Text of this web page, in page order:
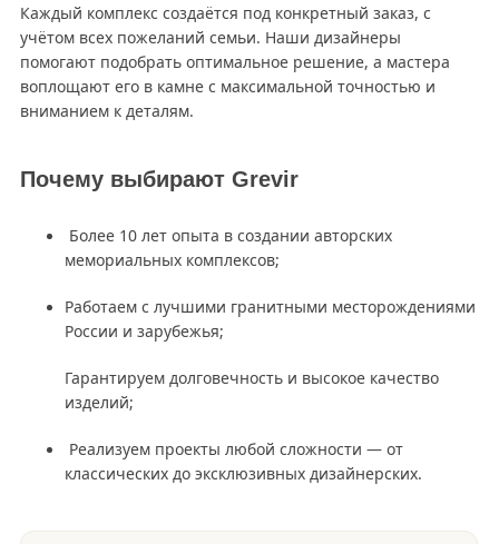
Каждый комплекс создаётся под конкретный заказ, с
учётом всех пожеланий семьи. Наши дизайнеры
помогают подобрать оптимальное решение, а мастера
воплощают его в камне с максимальной точностью и
вниманием к деталям.
Почему выбирают Grevir
Более 10 лет опыта в создании авторских
мемориальных комплексов;
Работаем с лучшими гранитными месторождениями
России и зарубежья;
Гарантируем долговечность и высокое качество
изделий;
Реализуем проекты любой сложности — от
классических до эксклюзивных дизайнерских.